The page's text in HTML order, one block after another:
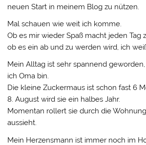
neuen Start in meinem Blog zu nützen.
Mal schauen wie weit ich komme.
Ob es mir wieder Spaß macht jeden Tag
ob es ein ab und zu werden wird, ich
Mein Alltag ist sehr spannend
ich Oma bin.
Die kleine Zuckermaus ist schon fast 6
8. August wird sie ein halbes Jahr.
Momentan rollert sie durch die
aussieht.
Mein Herzensmann ist immer noch im